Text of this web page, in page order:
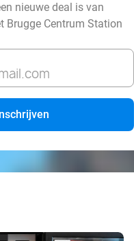
nieuwe deal is van
Brugge Centrum Station